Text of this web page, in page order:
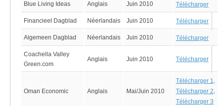
Blue Living Ideas Anglais Juin 2010 Télécharger
Financieel Dagblad Néerlandais Juin 2010 Télécharger
Algemeen Dagblad Néerlandais Juin 2010 Télécharger
Coachella Valley
Green.com
Anglais Juin 2010 Télécharger
Oman Economic Anglais Mai/Juin 2010
Télécharger 1,
Télécharger 2,
Télécharger 3